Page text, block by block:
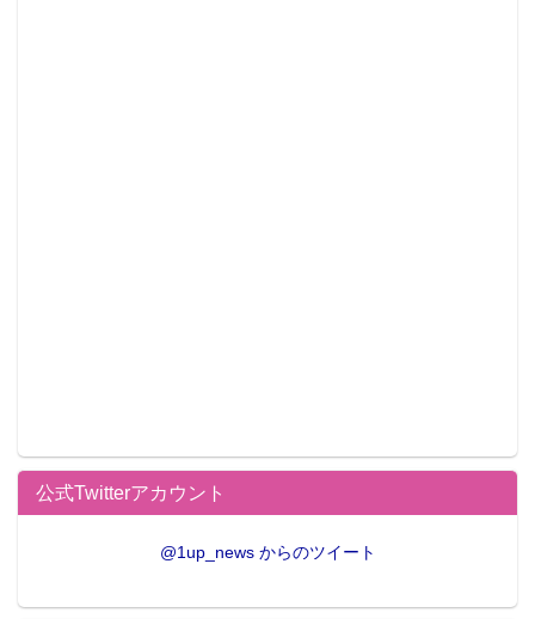
公式Twitterアカウント
@1up_news からのツイート